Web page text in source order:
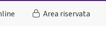
Area riservata